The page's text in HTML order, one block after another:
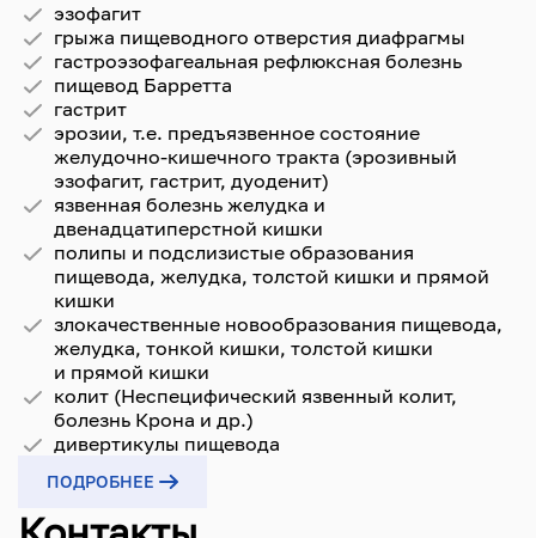
эзофагит
грыжа пищеводного отверстия диафрагмы
гастроэзофагеальная рефлюксная болезнь
пищевод Барретта
гастрит
эрозии, т.е. предъязвенное состояние
желудочно-кишечного тракта (эрозивный
эзофагит, гастрит, дуоденит)
язвенная болезнь желудка и
двенадцатиперстной кишки
полипы и подслизистые образования
пищевода, желудка, толстой кишки и прямой
кишки
злокачественные новообразования пищевода,
желудка, тонкой кишки, толстой кишки
и прямой кишки
колит (Неспецифический язвенный колит,
болезнь Крона и др.)
дивертикулы пищевода
ПОДРОБНЕЕ